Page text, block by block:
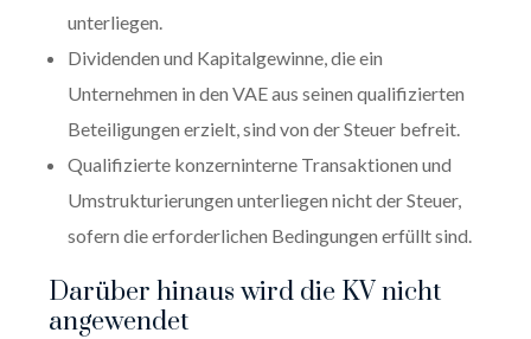
unterliegen.
Dividenden und Kapitalgewinne, die ein
Unternehmen in den VAE aus seinen qualifizierten
Beteiligungen erzielt, sind von der Steuer befreit.
Qualifizierte konzerninterne Transaktionen und
Umstrukturierungen unterliegen nicht der Steuer,
sofern die erforderlichen Bedingungen erfüllt sind.
Darüber hinaus wird die KV nicht
angewendet